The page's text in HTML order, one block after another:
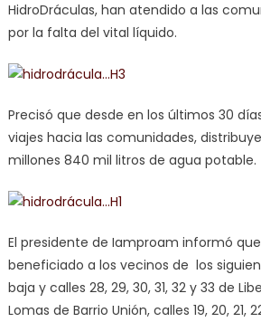
HidroDráculas, han atendido a las
por la falta del vital líquido.
Precisó que desde en los últimos 30
viajes hacia las comunidades,
millones 840 mil litros de agua potable.
El presidente de Iamproam informó
beneficiado a los vecinos de los
baja y calles 28, 29, 30, 31, 32 y 33 de
Lomas de Barrio Unión, calles 19, 20, 21,